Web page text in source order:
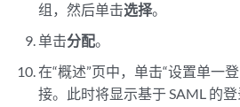
组，然后单击选择。
单击分配。
在“概述”页中，单击“设置单一
接。此时将显示基于 SAML 的登